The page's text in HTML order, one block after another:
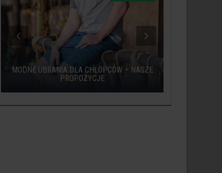
MODNE UBRANIA DLA CHŁOPCÓW – NASZE
PROPOZYCJE